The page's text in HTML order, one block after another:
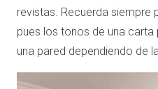
revistas. Recuerda siempre
pues los tonos de una carta
una pared dependiendo de